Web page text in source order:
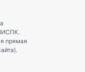
прямая